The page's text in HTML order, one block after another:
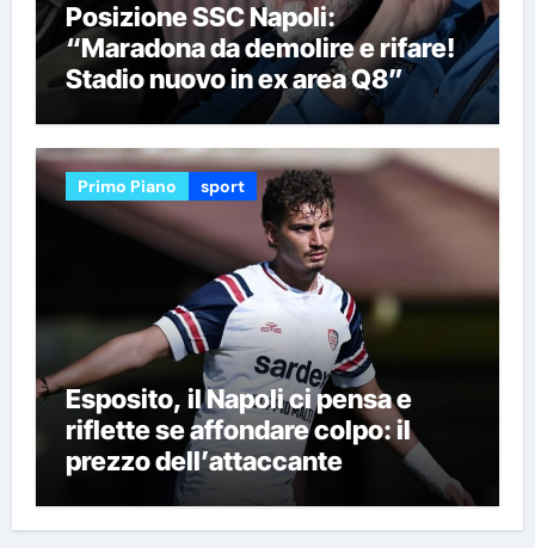
Posizione SSC Napoli:
“Maradona da demolire e rifare!
Stadio nuovo in ex area Q8”
Primo Piano sport
Esposito, il Napoli ci pensa e
riflette se affondare colpo: il
prezzo dell’attaccante